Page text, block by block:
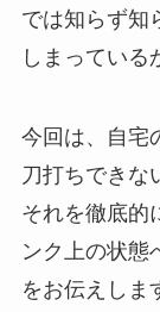
では知らず知
しまっている
今回は、自宅
刀打ちできな
それを徹底的
ンク上の状態
をお伝えしま